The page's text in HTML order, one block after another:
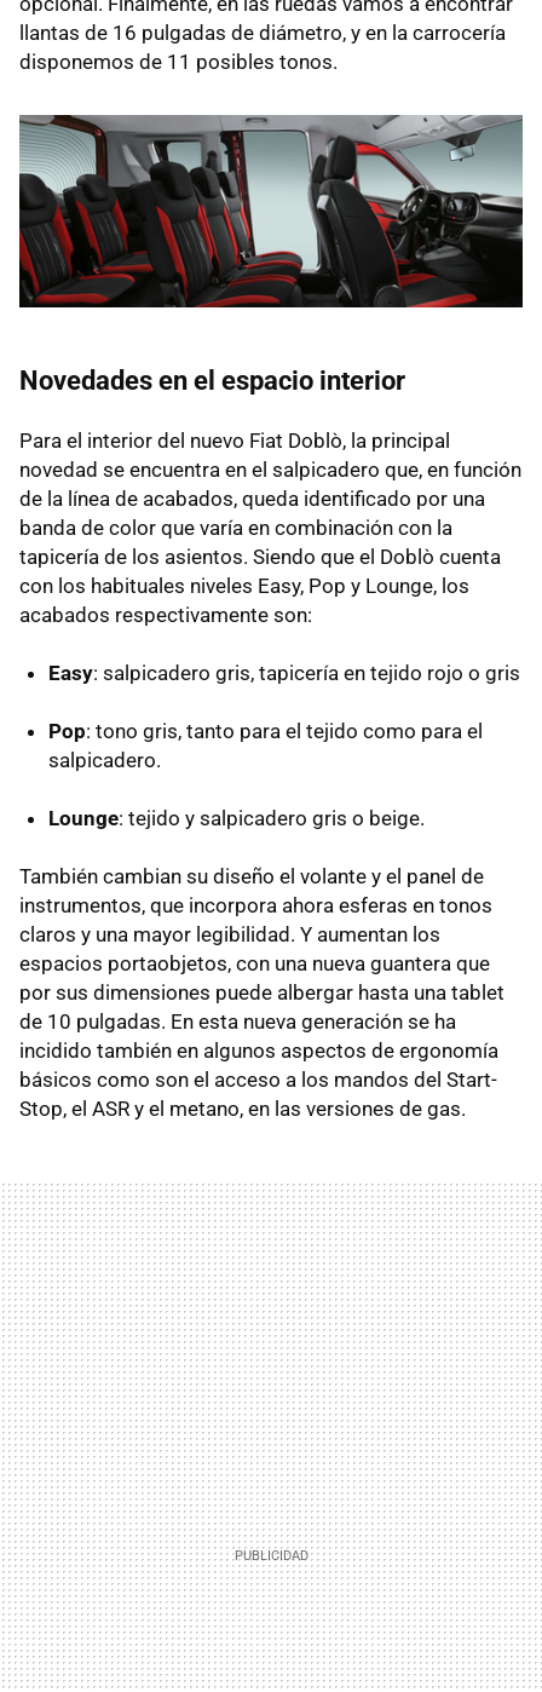
llantas de 16 pulgadas de diámetro, y en la carrocería
disponemos de 11 posibles tonos.
Novedades en el espacio interior
Para el interior del nuevo Fiat Doblò, la principal
novedad se encuentra en el salpicadero que, en función
de la línea de acabados, queda identificado por una
banda de color que varía en combinación con la
tapicería de los asientos. Siendo que el Doblò cuenta
con los habituales niveles Easy, Pop y Lounge, los
acabados respectivamente son:
Easy: salpicadero gris, tapicería en tejido rojo o gris
Pop: tono gris, tanto para el tejido como para el
salpicadero.
Lounge: tejido y salpicadero gris o beige.
También cambian su diseño el volante y el panel de
instrumentos, que incorpora ahora esferas en tonos
claros y una mayor legibilidad. Y aumentan los
espacios portaobjetos, con una nueva guantera que
por sus dimensiones puede albergar hasta una tablet
de 10 pulgadas. En esta nueva generación se ha
incidido también en algunos aspectos de ergonomía
básicos como son el acceso a los mandos del Start-
Stop, el ASR y el metano, en las versiones de gas.